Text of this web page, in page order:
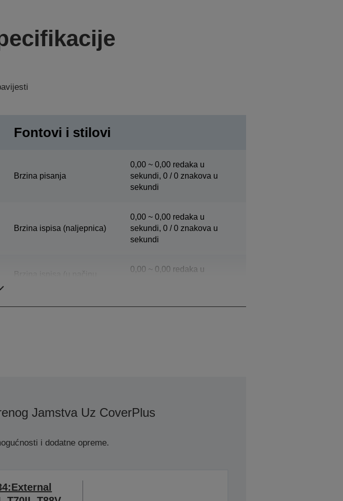
Fontovi i stilovi
Brzina pisanja
0,00 ~ 0,00 redaka u
sekundi, 0 / 0 znakova u
sekundi
Brzina ispisa (naljepnica)
0,00 ~ 0,00 redaka u
sekundi, 0 / 0 znakova u
sekundi
Brzina ispisa (u načinu
0,00 ~ 0,00 redaka u
Jamstva Uz CoverPlus
i dodatne opreme.